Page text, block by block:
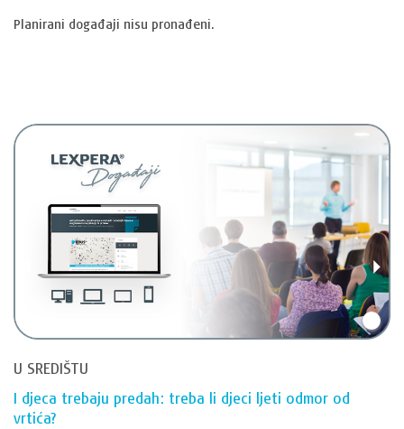
Planirani događaji nisu pronađeni.
Natrag
U SREDIŠTU
I djeca trebaju predah: treba li djeci ljeti odmor od
vrtića?